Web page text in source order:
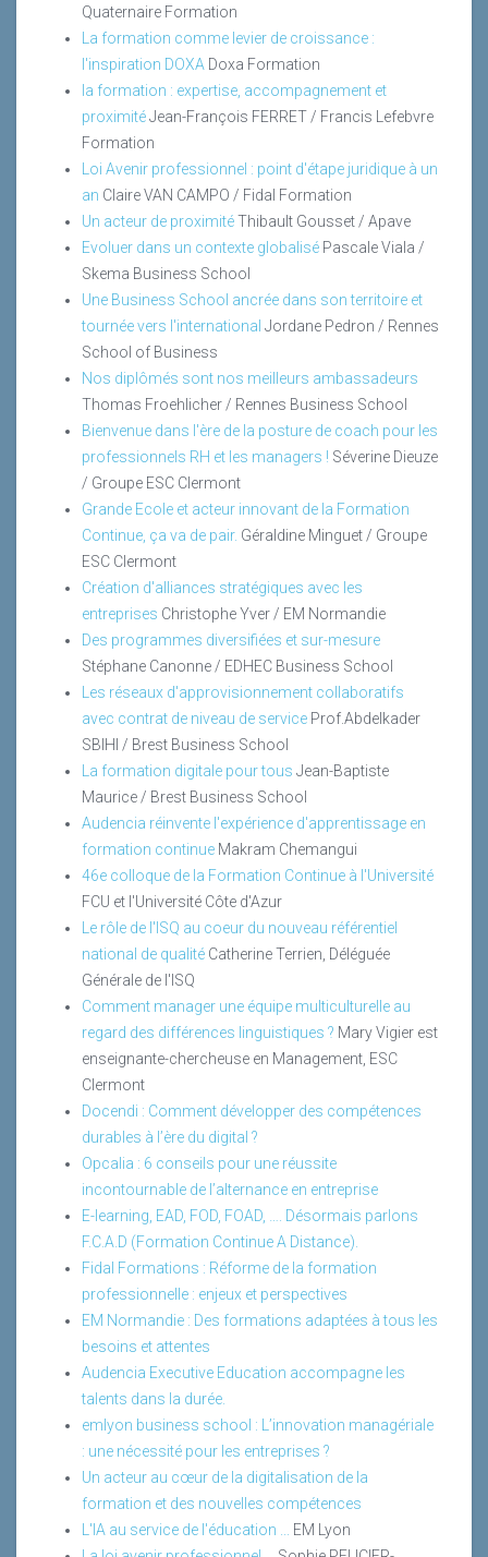
Quaternaire Formation
La formation comme levier de croissance :
l'inspiration DOXA Doxa Formation
la formation : expertise, accompagnement et
proximitéJean-François FERRET / Francis Lefebvre
Formation
Loi Avenir professionnel : point d'étape juridique à un
an Claire VAN CAMPO / Fidal Formation
Un acteur de proximitéThibault Gousset / Apave
Evoluer dans un contexte globalisé Pascale Viala /
Skema Business School
Une Business School ancrée dans son territoire et
tournée vers l'international Jordane Pedron / Rennes
School of Business
Nos diplômés sont nos meilleurs ambassadeurs
Thomas Froehlicher / Rennes Business School
Bienvenue dans l'ère de la posture de coach pour les
professionnels RH et les managers ! Séverine Dieuze
/ Groupe ESC Clermont
Grande Ecole et acteur innovant de la Formation
Continue, ça va de pair. Géraldine Minguet / Groupe
ESC Clermont
Création d'alliances stratégiques avec les
entreprises Christophe Yver / EM Normandie
Des programmes diversifiées et sur-mesure
Stéphane Canonne / EDHEC Business School
Les réseaux d'approvisionnement collaboratifs
avec contrat de niveau de service Prof.Abdelkader
SBIHI / Brest Business School
La formation digitale pour tous Jean-Baptiste
Maurice / Brest Business School
Audencia réinvente l'expérience d'apprentissage en
formation continue Makram Chemangui
46e colloque de la Formation Continue à l'Université
FCU et l'Université Côte d'Azur
Le rôle de l'ISQ au coeur du nouveau référentiel
national de qualité Catherine Terrien, Déléguée
Générale de l'ISQ
Comment manager une équipe multiculturelle au
regard des différences linguistiques ? Mary Vigier est
enseignante-chercheuse en Management, ESC
Clermont
Docendi : Comment développer des compétences
durables à l’ère du digital ?
Opcalia : 6 conseils pour une réussite
incontournable de l’alternance en entreprise
E-learning, EAD, FOD, FOAD, …. Désormais parlons
F.C.A.D (Formation Continue A Distance).
Fidal Formations : Réforme de la formation
professionnelle : enjeux et perspectives
EM Normandie : Des formations adaptées à tous les
besoins et attentes
Audencia Executive Education accompagne les
talents dans la durée.
emlyon business school : L’innovation managériale
: une nécessité pour les entreprises ?
Un acteur au cœur de la digitalisation de la
formation et des nouvelles compétences
L'IA au service de l'éducation ... EM Lyon